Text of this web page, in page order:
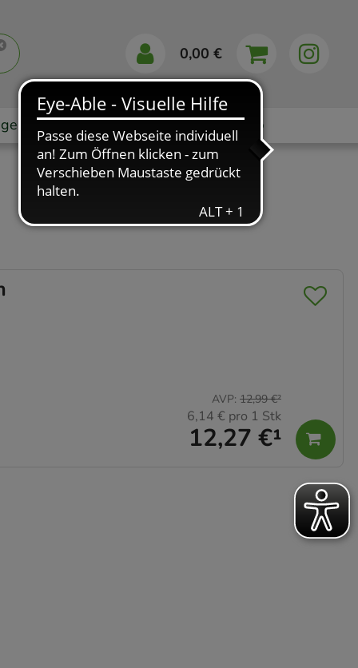
0,00 €
Markenshops Ratgeber App
12,27 €¹
AVP: 12,99 €²
6,14 € pro 1 Stk